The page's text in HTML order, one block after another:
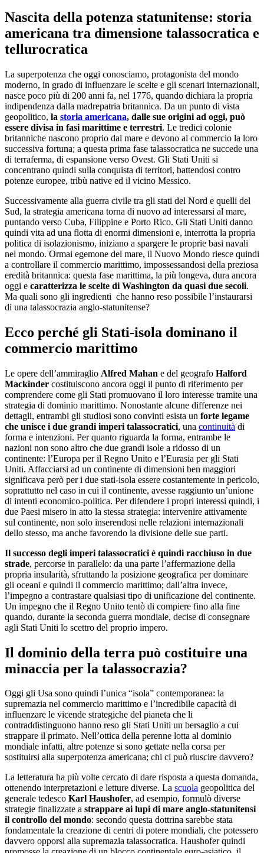
Nascita della potenza statunitense: storia
americana tra dimensione talassocratica e
tellurocratica
La superpotenza che oggi conosciamo, protagonista del mondo
moderno, in grado di influenzare le scelte e gli scenari internazionali,
nasce poco più di 200 anni fa, nel 1776, quando dichiara la propria
indipendenza dalla madrepatria britannica. Da un punto di vista
geopolitico, la storia americana, dalle sue origini ad oggi, può
essere divisa in fasi marittime e terrestri. Le tredici colonie
britanniche nascono proprio dal mare e devono al commercio la loro
successiva fortuna; a questa prima fase talassocratica ne succede una
di terraferma, di espansione verso Ovest. Gli Stati Uniti si
concentrano quindi sulla conquista di territori, battendosi contro
potenze europee, tribù native ed il vicino Messico.
Successivamente alla guerra civile tra gli stati del Nord e quelli del
Sud, la strategia americana torna di nuovo ad interessarsi al mare,
puntando verso Cuba, Filippine e Porto Rico. Gli Stati Uniti danno
quindi vita ad una flotta di enormi dimensioni e, interrotta la propria
politica di isolazionismo, iniziano a spargere le proprie basi navali
nel mondo. Ormai egemone del mare, il Nuovo Mondo riesce quindi
a controllare il commercio marittimo, impossessandosi della preziosa
eredità britannica: questa fase marittima, la più longeva, dura ancora
oggi e caratterizza le scelte di Washington da quasi due secoli.
Ma quali sono gli ingredienti che hanno reso possibile l’instaurarsi
di una talassocrazia anglo-statunitense?
Ecco perché gli Stati-isola dominano il
commercio marittimo
Le opere dell’ammiraglio Alfred Mahan e del geografo Halford
Mackinder costituiscono ancora oggi il punto di riferimento per
comprendere come gli Stati promuovano il loro interesse tramite una
strategia di dominio marittimo. Nonostante alcune differenze nei
dettagli, entrambi gli studiosi sono convinti esista un forte legame
che unisce i due grandi imperi talassocratici, una continuità di
forma e intenzioni. Per quanto riguarda la forma, entrambe le
nazioni non sono altro che due grandi isole a ridosso di un
continente: l’Europa per il Regno Unito e l’Eurasia per gli Stati
Uniti. Affacciarsi ad un continente di dimensioni ben maggiori
significava però per i due stati-isola essere costantemente in pericolo,
soprattutto nel caso in cui il continente, avesse raggiunto un’unione
di intenti economico-politica. Per difendere i propri interessi quindi, i
due Paesi misero in atto la stessa strategia: intervenire attivamente
sul continente, non solo inserendosi nelle relazioni internazionali
dello stesso, ma anche favorendo la divisione delle sue parti.
Il successo degli imperi talassocratici è quindi racchiuso in due
strade, percorse in parallelo: da una parte l’affermazione della
propria insularità, sfruttando la posizione geografica per dominare
gli oceani e quindi il commercio marittimo; dall’altra invece,
l’impegno a contrastare qualsiasi tipo di unificazione del continente.
Un impegno che il Regno Unito tentò di compiere fino alla fine
quando, durante la seconda guerra mondiale, decise di consegnare
agli Stati Uniti lo scettro del proprio impero.
Il dominio della terra può costituire una
minaccia per la talassocrazia?
Oggi gli Usa sono quindi l’unica “isola” contemporanea: la
supremazia nel commercio marittimo e l’incredibile capacità di
influenzare le vicende strategiche del pianeta che li
contraddistinguono hanno reso gli Stati Uniti un bersaglio a cui
strappare il primato. Nell’ottica della perenne lotta al dominio
mondiale infatti, altre potenze si sono gettate nella corsa per
sostituirsi alla superpotenza americana; chi ci può riuscire davvero?
La letteratura ha più volte cercato di dare risposta a questa domanda,
ottenendo interpretazioni e letture diverse. La scuola geopolitica del
generale tedesco Karl Haushofer, ad esempio, formulò diverse
strategie finalizzate a strappare ai lupi di mare anglo-statunitensi
il controllo del mondo: secondo questa dottrina sarebbe stata
fondamentale la creazione di centri di potere mondiali, che potessero
davvero opporsi alla supremazia talassocratica. Haushofer quindi